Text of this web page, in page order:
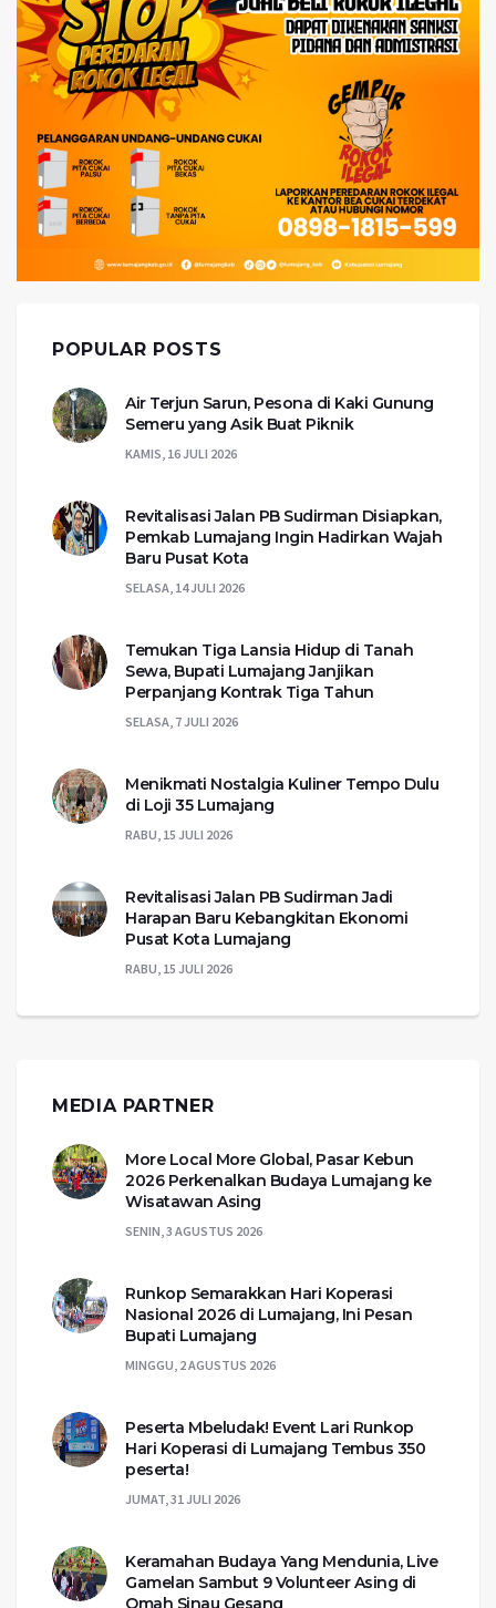
POPULAR POSTS
Air Terjun Sarun, Pesona di Kaki Gunung
Semeru yang Asik Buat Piknik
KAMIS, 16 JULI 2026
Revitalisasi Jalan PB Sudirman Disiapkan,
Pemkab Lumajang Ingin Hadirkan Wajah
Baru Pusat Kota
SELASA, 14 JULI 2026
Temukan Tiga Lansia Hidup di Tanah
Sewa, Bupati Lumajang Janjikan
Perpanjang Kontrak Tiga Tahun
SELASA, 7 JULI 2026
Menikmati Nostalgia Kuliner Tempo Dulu
di Loji 35 Lumajang
RABU, 15 JULI 2026
Revitalisasi Jalan PB Sudirman Jadi
Harapan Baru Kebangkitan Ekonomi
Pusat Kota Lumajang
RABU, 15 JULI 2026
MEDIA PARTNER
More Local More Global, Pasar Kebun
2026 Perkenalkan Budaya Lumajang ke
Wisatawan Asing
SENIN, 3 AGUSTUS 2026
Runkop Semarakkan Hari Koperasi
Nasional 2026 di Lumajang, Ini Pesan
Bupati Lumajang
MINGGU, 2 AGUSTUS 2026
Peserta Mbeludak! Event Lari Runkop
Hari Koperasi di Lumajang Tembus 350
peserta!
JUMAT, 31 JULI 2026
Keramahan Budaya Yang Mendunia, Live
Gamelan Sambut 9 Volunteer Asing di
Omah Sinau Gesang